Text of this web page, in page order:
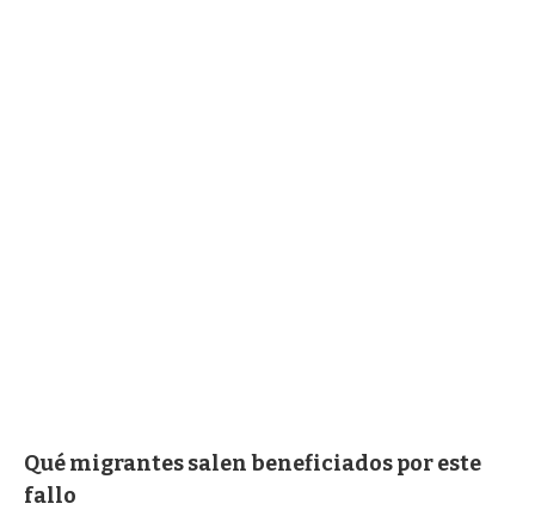
Qué migrantes salen beneficiados por este
fallo